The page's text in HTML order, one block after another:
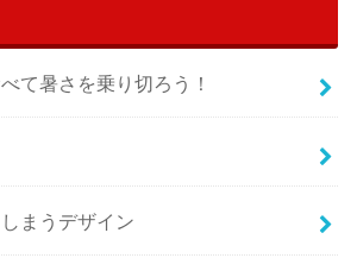
て暑さを乗り切ろう！
まうデザイン